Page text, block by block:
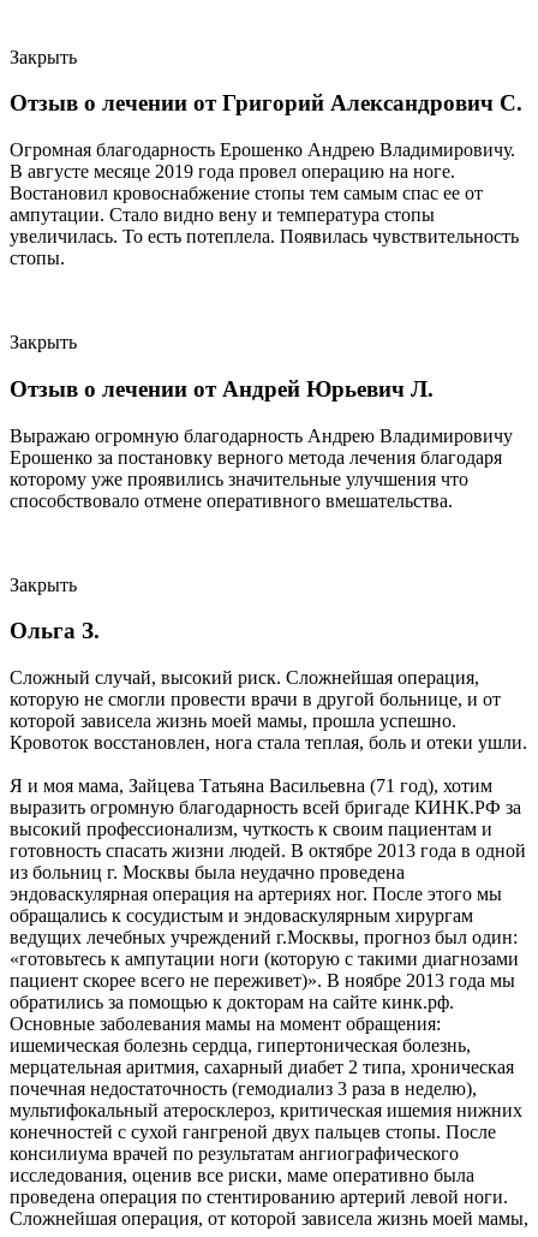
Закрыть
Отзыв о лечении от Григорий Александрович С.
Огромная благодарность Ерошенко Андрею Владимировичу.
В августе месяце 2019 года провел операцию на ноге.
Востановил кровоснабжение стопы тем самым спас ее от
ампутации. Стало видно вену и температура стопы
увеличилась. То есть потеплела. Появилась чувствительность
стопы.
Закрыть
Отзыв о лечении от Андрей Юрьевич Л.
Выражаю огромную благодарность Андрею Владимировичу
Ерошенко за постановку верного метода лечения благодаря
которому уже проявились значительные улучшения что
способствовало отмене оперативного вмешательства.
Закрыть
Ольга З.
Сложный случай, высокий риск. Сложнейшая операция,
которую не смогли провести врачи в другой больнице, и от
которой зависела жизнь моей мамы, прошла успешно.
Кровоток восстановлен, нога стала теплая, боль и отеки ушли.
Я и моя мама, Зайцева Татьяна Васильевна (71 год), хотим
выразить огромную благодарность всей бригаде КИНК.РФ за
высокий профессионализм, чуткость к своим пациентам и
готовность спасать жизни людей. В октябре 2013 года в одной
из больниц г. Москвы была неудачно проведена
эндоваскулярная операция на артериях ног. После этого мы
обращались к сосудистым и эндоваскулярным хирургам
ведущих лечебных учреждений г.Москвы, прогноз был один:
«готовьтесь к ампутации ноги (которую с такими диагнозами
пациент скорее всего не переживет)». В ноябре 2013 года мы
обратились за помощью к докторам на сайте кинк.рф.
Основные заболевания мамы на момент обращения:
ишемическая болезнь сердца, гипертоническая болезнь,
мерцательная аритмия, сахарный диабет 2 типа, хроническая
почечная недостаточность (гемодиализ 3 раза в неделю),
мультифокальный атеросклероз, критическая ишемия нижних
конечностей с сухой гангреной двух пальцев стопы. После
консилиума врачей по результатам ангиографического
исследования, оценив все риски, маме оперативно была
проведена операция по стентированию артерий левой ноги.
Сложнейшая операция, от которой зависела жизнь моей мамы,